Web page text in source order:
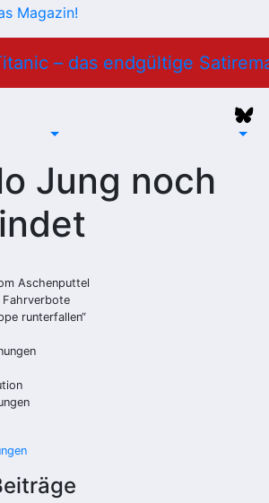
Jung noch
Aschenputtel
Fahrverbote
runterfallen“